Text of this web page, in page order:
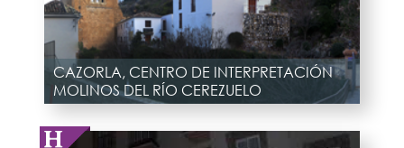
CAZORLA, CENTRO DE INTERPRETACIÓN
MOLINOS DEL RÍO CEREZUELO